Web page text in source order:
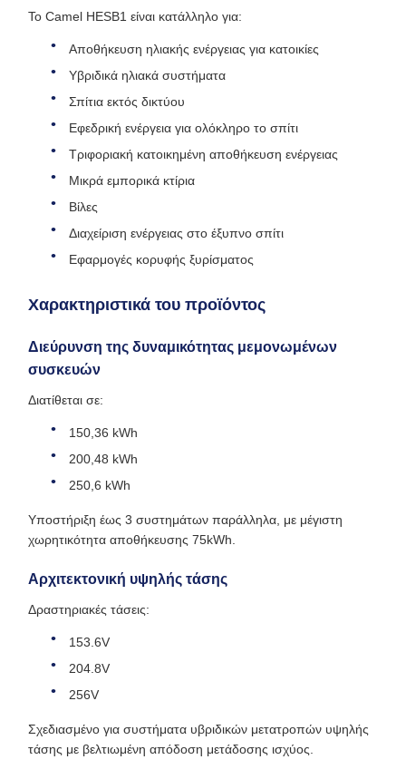
Το Camel HESB1 είναι κατάλληλο για:
Αποθήκευση ηλιακής ενέργειας για κατοικίες
Υβριδικά ηλιακά συστήματα
Σπίτια εκτός δικτύου
Εφεδρική ενέργεια για ολόκληρο το σπίτι
Τριφοριακή κατοικημένη αποθήκευση ενέργειας
Μικρά εμπορικά κτίρια
Βίλες
Διαχείριση ενέργειας στο έξυπνο σπίτι
Εφαρμογές κορυφής ξυρίσματος
Χαρακτηριστικά του προϊόντος
Διεύρυνση της δυναμικότητας μεμονωμένων
συσκευών
Διατίθεται σε:
150,36 kWh
200,48 kWh
250,6 kWh
Υποστήριξη έως 3 συστημάτων παράλληλα, με μέγιστη
χωρητικότητα αποθήκευσης 75kWh.
Αρχιτεκτονική υψηλής τάσης
Δραστηριακές τάσεις:
153.6V
204.8V
256V
Σχεδιασμένο για συστήματα υβριδικών μετατροπών υψηλής
τάσης με βελτιωμένη απόδοση μετάδοσης ισχύος.